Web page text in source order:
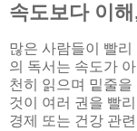
속도보다 이
많은 사람들이 빨
의 독서는 속도가
천히 읽으며 밑줄
것이 여러 권을 빨
경제 또는 건강 관